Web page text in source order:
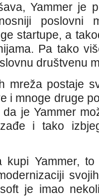
Yammer je
poslovni
startupe, a
Pa tako
društvenu
mreža postaje
i mnoge druge
je Yammer
i tako
kupi Yammer,
je imao